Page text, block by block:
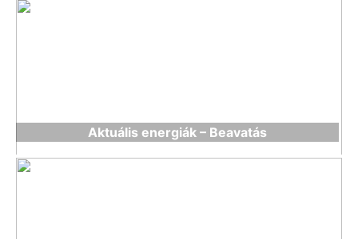
Aktuális energiák – Beavatás